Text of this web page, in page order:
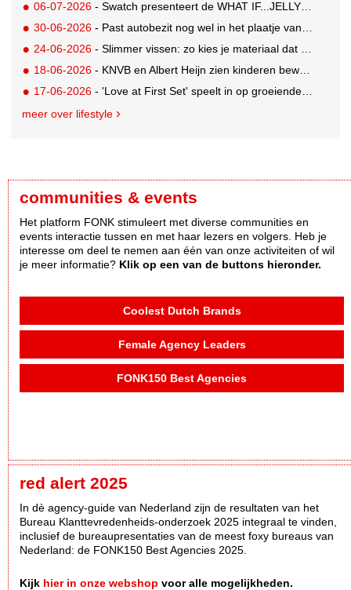
06-07-2026 - Swatch presenteert de WHAT IF...JELLY? collectie
30-06-2026 - Past autobezit nog wel in het plaatje van vandaag?
24-06-2026 - Slimmer vissen: zo kies je materiaal dat bij je water en techniek past
18-06-2026 - KNVB en Albert Heijn zien kinderen bewuster eten en meer bewegen
17-06-2026 - 'Love at First Set' speelt in op groeiende gym crush-trend
meer over lifestyle
communities & events
Het platform FONK stimuleert met diverse communities en
events interactie tussen en met haar lezers en volgers. Heb je
interesse om deel te nemen aan één van onze activiteiten of wil
je meer informatie? Klik op een van de buttons hieronder.
Coolest Dutch Brands
Female Agency Leaders
FONK150 Best Agencies
red alert 2025
In dè agency-guide van Nederland zijn de resultaten van het
Bureau Klanttevredenheids-onderzoek 2025 integraal te vinden,
inclusief de bureaupresentaties van de meest foxy bureaus van
Nederland: de FONK150 Best Agencies 2025.
Kijk hier in onze webshop voor alle mogelijkheden.